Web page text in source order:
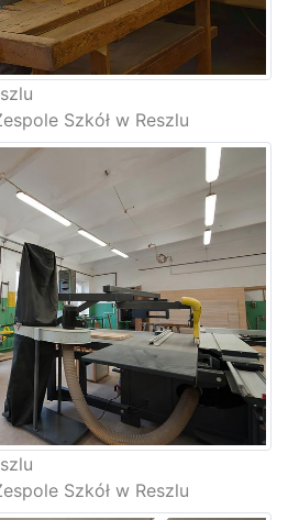
Szkół w Reszlu
Szkół w Reszlu